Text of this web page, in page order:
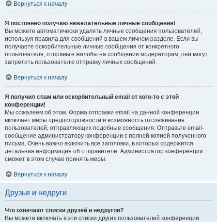
Вернуться к началу
Я постоянно получаю нежелательные личные сообщения!
Вы можете автоматически удалять личные сообщения пользователей,
используя правила для сообщений в вашем личном разделе. Если вы
получаете оскорбительные личные сообщения от конкретного
пользователя, отправьте жалобы на сообщения модераторам; они могут
запретить пользователю отправку личных сообщений.
Вернуться к началу
Я получил спам или оскорбительный email от кого-то с этой
конференции!
Мы сожалеем об этом. Форма отправки email на данной конференции
включает меры предосторожности и возможность отслеживания
пользователей, отправляющих подобные сообщения. Отправьте email-
сообщение администратору конференции с полной копией полученного
письма. Очень важно включить все заголовки, в которых содержится
детальная информация об отправителе. Администратор конференции
сможет в этом случае принять меры.
Вернуться к началу
Друзья и недруги
Что означают списки друзей и недругов?
Вы можете включать в эти списки других пользователей конференции.